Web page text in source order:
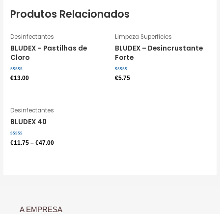
Produtos Relacionados
Desinfectantes
BLUDEX – Pastilhas de
Cloro
Avaliação
€13.00
Limpeza Superficies
BLUDEX – Desincrustante
Forte
Avaliação
€5.75
Desinfectantes
BLUDEX 40
Avaliação
0
€11.75 –€47.00
A EMPRESA